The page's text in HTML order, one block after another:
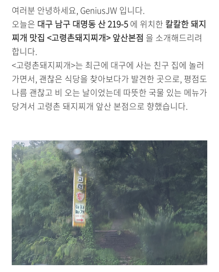
여러분 안녕하세요, GeniusJW 입니다.
오늘은 대구 남구 대명동 산 219-5 에 위치한 칼칼한 돼지
찌개 맛집 <고령촌돼지찌개> 앞산본점 을 소개해드리려
합니다.
<고령촌돼지찌개>는 최근에 대구에 사는 친구 집에 놀러
가면서, 괜찮은 식당을 찾아보다가 발견한 곳으로, 평점도
나름 괜찮고 비 오는 날이었는데 따뜻한 국물 있는 메뉴가
당겨서 고령촌 돼지찌개 앞산 본점으로 향했습니다.